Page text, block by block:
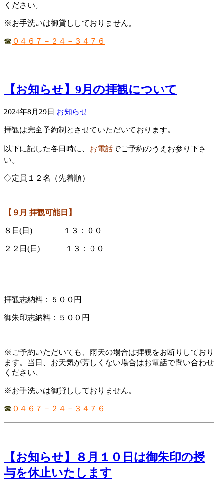
ください。
※お手洗いは御貸ししておりません。
☎ ０４６７－２４－３４７６
【お知らせ】9月の拝観について
2024年8月29日 お知らせ
拝観は完全予約制とさせていただいております。
以下に記した各日時に、 お電話でご予約のうえお参り下さ
い。
◇定員１２名（先着順）
【９ 月 拝観可能日】
８日(日) １３：００
２２日(日) １３：００
拝観志納料：５００円
御朱印志納料：５００円
※ご予約いただいても、雨天の場合は拝観をお断りしており
ます。当日、お天気が芳しくない場合はお電話で問い合わせ
ください。
※お手洗いは御貸ししておりません。
☎ ０４６７－２４－３４７６
【お知らせ】８月１０日は御朱印の授
与を休止いたします